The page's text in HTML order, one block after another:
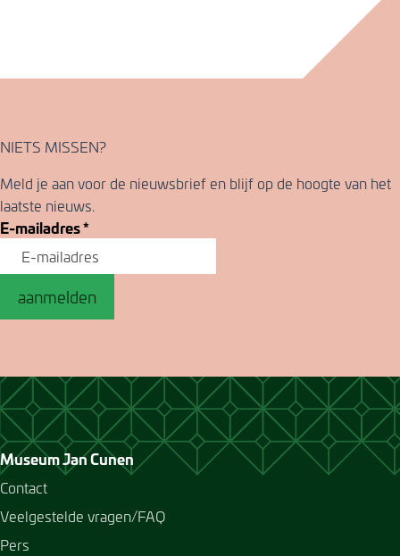
NIETS MISSEN?
Meld je aan voor de nieuwsbrief en blijf op de hoogte van het
laatste nieuws.
E-mailadres*
aanmelden
Museum Jan Cunen
Contact
Veelgestelde vragen/FAQ
Pers